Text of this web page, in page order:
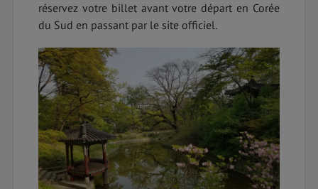
réservez votre billet avant votre départ en Corée
du Sud en passant par le site officiel.